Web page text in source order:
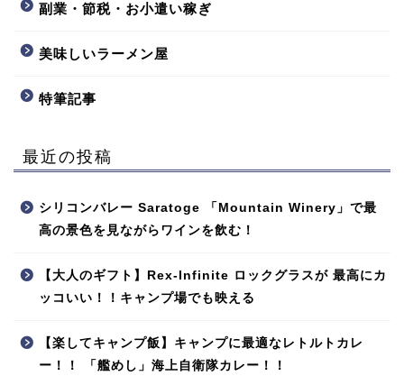
副業・節税・お小遣い稼ぎ
美味しいラーメン屋
特筆記事
最近の投稿
シリコンバレー Saratoge 「Mountain Winery」で最
高の景色を見ながらワインを飲む！
【大人のギフト】Rex-Infinite ロックグラスが 最高にカ
ッコいい！！キャンプ場でも映える
【楽してキャンプ飯】キャンプに最適なレトルトカレ
ー！！ 「艦めし」海上自衛隊カレー！！